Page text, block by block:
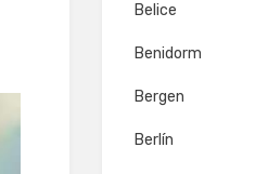
Belice
Benidorm
Bergen
Berlín